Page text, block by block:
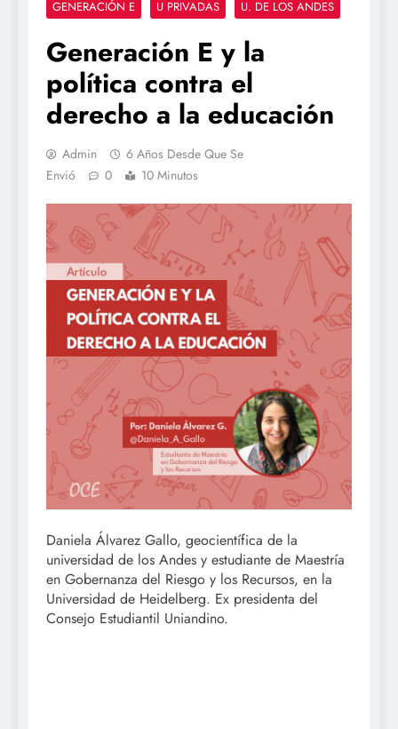
GENERACIÓN E U PRIVADAS U. DE LOS ANDES
Generación E y la
política contra el
derecho a la educación
Admin
6 Años Desde Que Se
Envió
0 10 Minutos
Daniela Álvarez Gallo, geocientífica de la
universidad de los Andes y estudiante de Maestría
en Gobernanza del Riesgo y los Recursos, en la
Universidad de Heidelberg. Ex presidenta del
Consejo Estudiantil Uniandino.